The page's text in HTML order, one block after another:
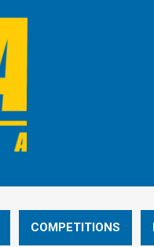
COMPETITIONS